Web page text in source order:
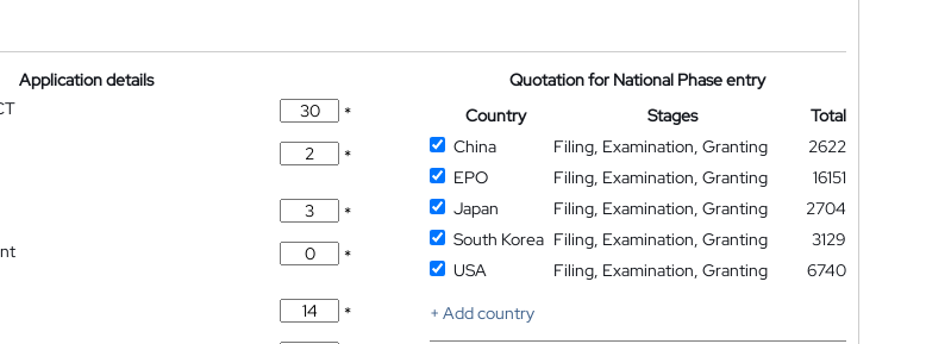
Application details
*
*
*
*
*
Quotation for National Phase entry
Country
Stages
Total
China
Filing, Examination, Granting
2622
EPO
Filing, Examination, Granting
16151
Japan
Filing, Examination, Granting
2704
South Korea Filing, Examination, Granting
3129
USA
Filing, Examination, Granting
6740
+ Add country